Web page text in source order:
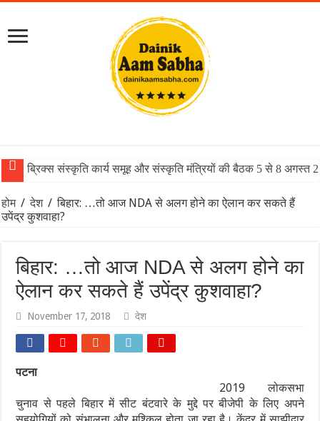
ब्रिक्स संस्कृति कार्य समूह और संस्कृति मंत्रियों की बैठक 5 से 8 अगस्त
होम / देश / बिहार: …तो आज NDA से अलग होने का ऐलान कर सकते हैं
उपेंद्र कुशवाहा?
बिहार: …तो आज NDA से अलग होने का
ऐलान कर सकते हैं उपेंद्र कुशवाहा?
November 17, 2018 देश
पटना
2019 लोकसभा
चुनाव से पहले बिहार में सीट बंटवारे के मुद्दे पर बीजेपी के लिए अपने